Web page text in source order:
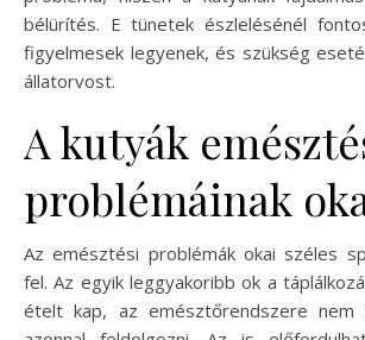
bélürítés. E tünetek észlelésénél
figyelmesek legyenek, és szükség
állatorvost.
A kutyák
problémáinak
Az emésztési problémák okai széles
fel. Az egyik leggyakoribb ok a
ételt kap, az emésztőrendszere